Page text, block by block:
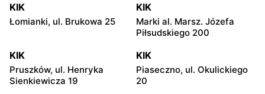
KIK
Łomianki, ul. Brukowa 25
KIK
Marki al. Marsz. Józefa
Piłsudskiego 200
KIK
Pruszków, ul. Henryka
Sienkiewicza 19
KIK
Piaseczno, ul. Okulickiego
20